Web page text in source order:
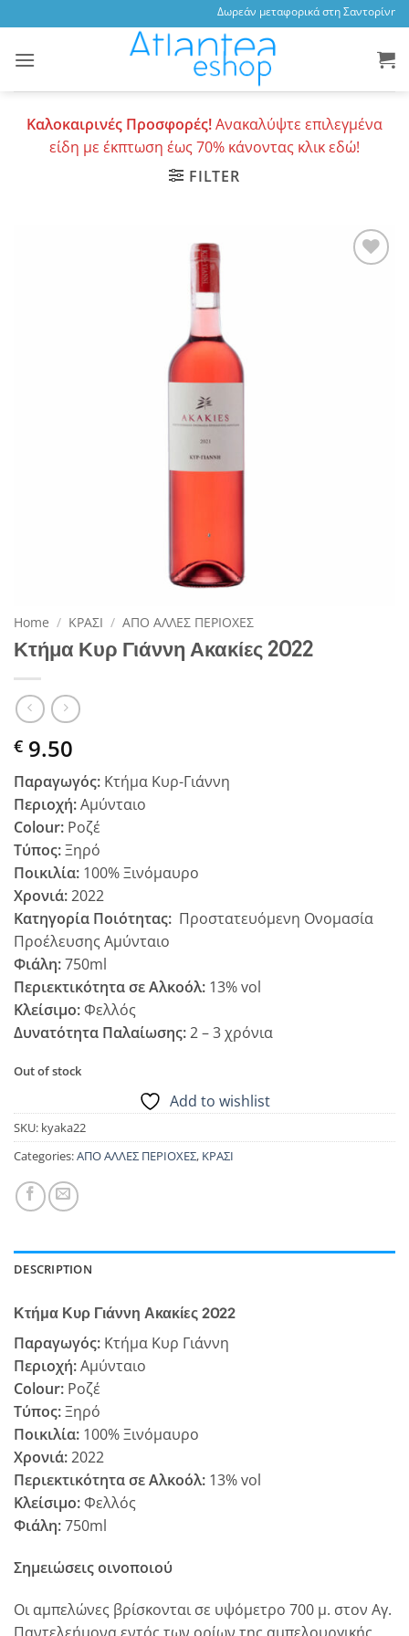
to
content
Δωρεάν μεταφορικά στη Σαντορίνη,
Καλοκαιρινές Προσφορές!Ανακαλύψτε επιλεγμένα
είδη με έκπτωση έως 70% κάνοντας κλικ εδώ!
FILTER
Home / ΚΡΑΣΙ / ΑΠΟ ΑΛΛΕΣ ΠΕΡΙΟΧΕΣ
Κτήμα Κυρ Γιάννη Ακακίες 2022
€ 9.50
Παραγωγός: Κτήμα Κυρ-Γιάννη
Περιοχή:Αμύνταιο
Colour: Ροζέ
Τύπος:Ξηρό
Ποικιλία: 100% Ξινόμαυρο
Χρονιά:2022
Κατηγορία Ποιότητας: Προστατευόμενη Ονομασία
Προέλευσης Αμύνταιο
Φιάλη:750ml
Περιεκτικότητα σε Αλκοόλ: 13% vol
Κλείσιμο:Φελλός
Δυνατότητα Παλαίωσης:2 – 3 χρόνια
Out of stock
Add to wishlist
SKU: kyaka22
Categories:ΑΠΟ ΑΛΛΕΣ ΠΕΡΙΟΧΕΣ, ΚΡΑΣΙ
DESCRIPTION
Κτήμα Κυρ Γιάννη Ακακίες 2022
Παραγωγός: Κτήμα Κυρ Γιάννη
Περιοχή:Αμύνταιο
Colour: Ροζέ
Τύπος:Ξηρό
Ποικιλία: 100% Ξινόμαυρο
Χρονιά:2022
Περιεκτικότητα σε Αλκοόλ: 13% vol
Κλείσιμο:Φελλός
Φιάλη:750ml
Σημειώσεις οινοποιού
Οι αμπελώνες βρίσκονται σε υψόμετρο 700 μ. στον Αγ.
Παντελεήμονα εντός των ορίων της αμπελουργικής